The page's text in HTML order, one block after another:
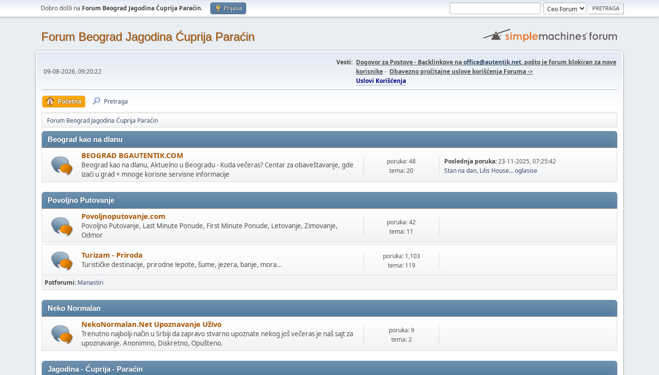
Dobro došli na Forum Beograd Jagodina Ćuprija Paraćin. Prijava
Forum Beograd Jagodina Ćuprija Paraćin
09-08-2026, 09:20:22
Vesti: Dogovor za Postove - Backlinkove naoffice@autentik.net, pošto je forum blokiran za nove
korisnike- Obavezno pročitajne uslove korišćenja Foruma ->
Uslovi Korišćenja
Početna Pretraga
Forum Beograd Jagodina Ćuprija Paraćin
Beograd kao na dlanu
BEOGRAD BGAUTENTIK.COM
Beograd kao na dlanu, Aktuelno u Beogradu - Kuda večeras? Centar za obaveštavanje, gde
izaći u grad + mnoge korisne servisne informacije
poruka: 48
tema: 20
Poslednja poruka:23-11-2025, 07:25:42
Stan na dan, Lilis House... oglasise
Povoljno Putovanje
Povoljnoputovanje.com
Povoljno Putovanje, Last Minute Ponude, First Minute Ponude, Letovanje, Zimovanje,
Odmor
poruka: 42
tema: 11
Turizam - Priroda
Turističke destinacije, prirodne lepote, šume, jezera, banje, mora...
poruka: 1,103
tema: 119
Potforumi Manastiri
Neko Normalan
NekoNormalan.Net Upoznavanje Uživo
Trenutno najbolji način u Srbiji da zapravo stvarno upoznate nekog još večeras je naš sajt za
upoznavanje. Anonimno, Diskretno, Opušteno.
poruka: 9
tema: 2
Jagodina - Ćuprija - Paraćin